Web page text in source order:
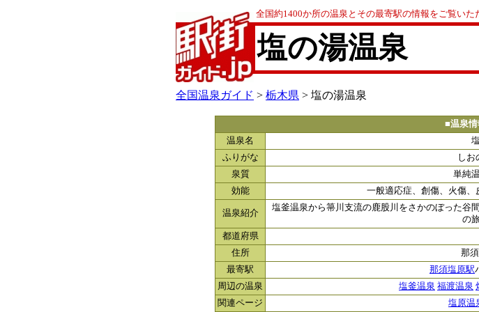
全国約1400か所の温泉とその最寄駅の情報をご覧いた
塩の湯温泉
全国温泉ガイド > 栃木県 > 塩の湯温泉
■温泉情
温泉名
ふりがな
しお
泉質
単純
効能
一般適応症、創傷、火傷
温泉紹介
塩釜温泉から箒川支流の鹿股川をさかのぼった谷
の
都道府県
住所
那
最寄駅
那須塩原駅
周辺の温泉
塩釜温泉 福渡温泉
関連ページ
塩原温